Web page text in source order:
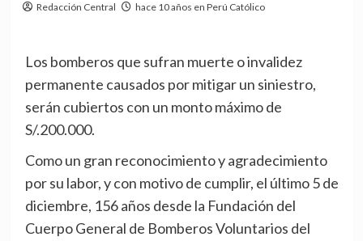
Redacción Central hace 10 años en Perú Católico
Los bomberos que sufran muerte o invalidez
permanente causados por mitigar un siniestro,
serán cubiertos con un monto máximo de
S/.200.000.
Como un gran reconocimiento y agradecimiento
por su labor, y con motivo de cumplir, el último 5 de
diciembre, 156 años desde la Fundación del
Cuerpo General de Bomberos Voluntarios del